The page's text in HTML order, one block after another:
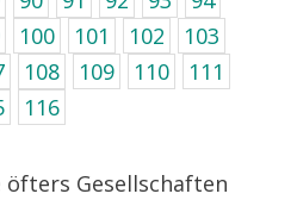
100 101 102
103
108 109 110
111
116
öfters Gesellschaften